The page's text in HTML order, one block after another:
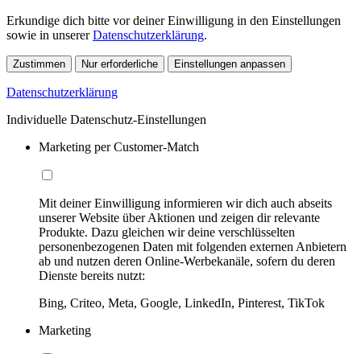
Erkundige dich bitte vor deiner Einwilligung in den Einstellungen
sowie in unsererDatenschutzerklärung.
Zustimmen Nur erforderliche Einstellungen anpassen
Datenschutzerklärung
Individuelle Datenschutz-Einstellungen
Marketing per Customer-Match
Mit deiner Einwilligung informieren wir dich auch abseits
unserer Website über Aktionen und zeigen dir relevante
Produkte. Dazu gleichen wir deine verschlüsselten
personenbezogenen Daten mit folgenden externen Anbietern
ab und nutzen deren Online-Werbekanäle, sofern du deren
Dienste bereits nutzt:
Bing, Criteo, Meta, Google, LinkedIn, Pinterest, TikTok
Marketing